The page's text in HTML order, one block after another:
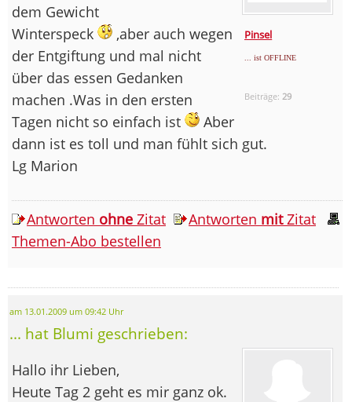
Pinsel
... ist OFFLINE
Beiträge: 29
dem Gewicht
Winterspeck
,aber auch wegen
der Entgiftung und mal nicht
über das essen Gedanken
machen .Was in den ersten
Tagen nicht so einfach ist
Aber
dann ist es toll und man fühlt sich gut.
Lg Marion
Antworten ohne Zitat Antworten mitZitat
Themen-Abo bestellen
am 13.01.2009 um 09:42 Uhr
... hat Blumi geschrieben:
Hallo ihr Lieben,
Heute Tag 2 geht es mir ganz ok.